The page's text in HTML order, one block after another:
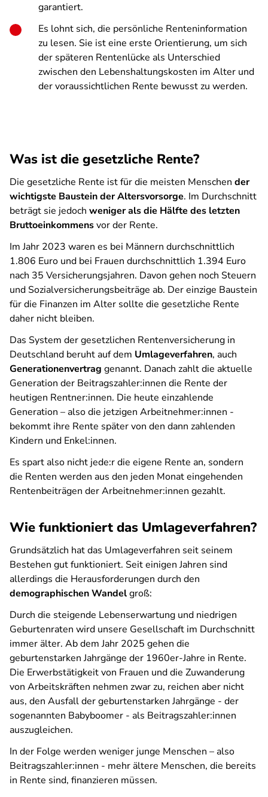
garantiert.
Es lohnt sich, die persönliche Renteninformation
zu lesen. Sie ist eine erste Orientierung, um sich
der späteren Rentenlücke als Unterschied
zwischen den Lebenshaltungskosten im Alter und
der voraussichtlichen Rente bewusst zu werden.
Was ist die gesetzliche Rente?
Die gesetzliche Rente ist für die meisten Menschen der
wichtigste Baustein der Altersvorsorge. Im Durchschnitt
beträgt sie jedoch weniger als die Hälfte des letzten
Bruttoeinkommensvor der Rente.
Im Jahr 2023 waren es bei Männern durchschnittlich
1.806 Euro und bei Frauen durchschnittlich 1.394 Euro
nach 35 Versicherungsjahren. Davon gehen noch Steuern
und Sozialversicherungsbeiträge ab. Der einzige Baustein
für die Finanzen im Alter sollte die gesetzliche Rente
daher nicht bleiben.
Das System der gesetzlichen Rentenversicherung in
Deutschland beruht auf dem Umlageverfahren, auch
Generationenvertrag genannt. Danach zahlt die aktuelle
Generation der Beitragszahler:innen die Rente der
heutigen Rentner:innen. Die heute einzahlende
Generation – also die jetzigen Arbeitnehmer:innen -
bekommt ihre Rente später von den dann zahlenden
Kindern und Enkel:innen.
Es spart also nicht jede:r die eigene Rente an, sondern
die Renten werden aus den jeden Monat eingehenden
Rentenbeiträgen der Arbeitnehmer:innen gezahlt.
Wie funktioniert das Umlageverfahren?
Grundsätzlich hat das Umlageverfahren seit seinem
Bestehen gut funktioniert. Seit einigen Jahren sind
allerdings die Herausforderungen durch den
demographischen Wandelgroß:
Durch die steigende Lebenserwartung und niedrigen
Geburtenraten wird unsere Gesellschaft im Durchschnitt
immer älter. Ab dem Jahr 2025 gehen die
geburtenstarken Jahrgänge der 1960er-Jahre in Rente.
Die Erwerbstätigkeit von Frauen und die Zuwanderung
von Arbeitskräften nehmen zwar zu, reichen aber nicht
aus, den Ausfall der geburtenstarken Jahrgänge - der
sogenannten Babyboomer - als Beitragszahler:innen
auszugleichen.
In der Folge werden weniger junge Menschen – also
Beitragszahler:innen - mehr ältere Menschen, die bereits
in Rente sind, finanzieren müssen.